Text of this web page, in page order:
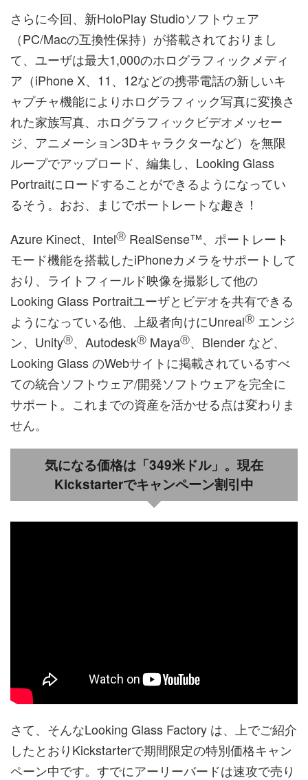
さらに今回、新HoloPlay Studioソフトウェア
（PC/Macの互換性保持）が搭載されておりまし
て、ユーザは最大1,000のホログラフィックメディ
ア（iPhone X、11、12などの携帯電話の新しいキ
ャプチャ機能によりホログラフィック写真に変換さ
れた家族写真、ホログラフィックビデオメッセー
ジ、アニメーション3Dキャラクターなど）を無限
ループでアップロード、編集し、Looking Glass
Portraitにロードすることができるようになってい
るそう。おお、まじでポートレートな趣き！
Azure Kinect、IntelⓇ RealSense™、ポートレート
モード機能を搭載したiPhoneカメラをサポートして
おり、ライトフィールド映像を撮影して他の
Looking Glass Portraitユーザとビデオを共有できる
ようになっている他、上級者向けにUnrealⓇ エンジ
ン、UnityⓇ、AutodeskⓇ MayaⓇ、Blender など、
Looking Glass のWebサイトに掲載されているすべ
ての統合ソフトウェア/開発ソフトウェアを完全に
サポート。これまでの資産を活かせる点は変わりま
せん。
気になる価格は「349米ドル」。現在
Kickstarterでキャンペーン割引中
さて、そんなLooking Glass Factory は、上でご紹介
したとおりKickstarterで期間限定の特別価格キャン
ペーン中です。すでにアーリーバードは速攻で売り